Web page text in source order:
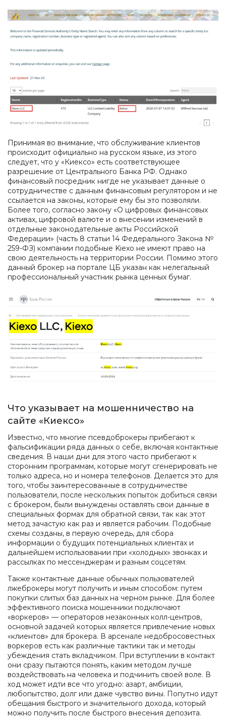
Принимая во внимание, что обслуживание клиентов
происходит официально на русском языке, из этого
следует, что у «Киексо» есть соответствующее
разрешение от Центрального Банка РФ. Однако
финансовый посредник нигде не указывает данные о
сотрудничестве с данным финансовым регулятором и не
ссылается на законы, которые ему бы это позволяли.
Более того, согласно закону «О цифровых финансовых
активах, цифровой валюте и о внесении изменений в
отдельные законодательные акты Российской
Федерации» (часть 8 статьи 14 Федерального Закона №
259-ФЗ) компании подобные Kiexo не имеют право на
свою деятельность на территории России. Помимо этого
данный брокер на портале ЦБ указан как нелегальный
профессиональный участник рынка ценных бумаг.
Что указывает на мошенничество на
сайте «Киексо»
Известно, что многие псевдоброкеры прибегают к
фальсификации ряда данных о себе, включая контактные
сведения. В наши дни для этого часто прибегают к
сторонним программам, которые могут сгенерировать не
только адреса, но и номера телефонов. Делается это для
того, чтобы заинтересованные в сотрудничестве
пользователи, после нескольких попыток добиться связи
с брокером, были вынуждены оставлять свои данные в
специальных формах для обратной связи, так как этот
метод зачастую как раз и является рабочим. Подобные
схемы созданы, в первую очередь, для сбора
информации о будущих потенциальных клиентах и
дальнейшем использовании при «холодных» звонках и
рассылках по мессенджерам и разным соцсетям.
Также контактные данные обычных пользователей
лжеброкеры могут получить и иным способом: путем
покупки слитых баз данных на черном рынке. Для более
эффективного поиска мошенники подключают
«воркеров» — операторов незаконных колл-центров,
основной задачей которых является привлечение новых
«клиентов» для брокера. В арсенале недобросовестных
воркеров есть как различные тактики так и методы
убеждения стать вкладчиком. При вступлении в контакт
они сразу пытаются понять, каким методом лучше
воздействовать на человека и подчинить своей воле. В
ход может идти все что угодно: азарт, амбиции,
любопытство, долг или даже чувство вины. Попутно идут
обещания быстрого и значительного дохода, который
можно получить после быстрого внесения депозита.